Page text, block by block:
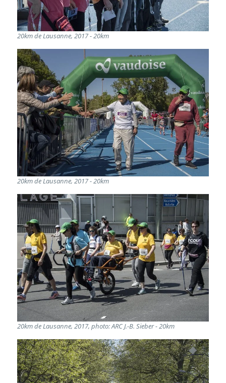
20km de Lausanne, 2017 - 20km
20km de Lausanne, 2017 - 20km
20km de Lausanne, 2017, photo: ARC J.-B. Sieber - 20km